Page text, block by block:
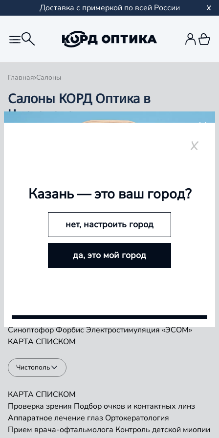
Доставка с примеркой по всей России
Главная Салоны
Салоны КОРД Оптика в
Чистополе
салонов в Казани и Республике Татарстан, Самаре,
Аппаратное лечение глаз Ортокератология
Прием врача-офтальмологаКонтроль детской миопии
Магнитотерапия «АМО-АТОС»Макулотестер
СиноптофорФорбисЭлектростимуляция «ЭСОМ»
КАРТА СПИСКОМ
Чистополь
КАРТА СПИСКОМ
Проверка зрения Подбор очков и контактных линз
Аппаратное лечение глаз Ортокератология
Прием врача-офтальмолога Контроль детской миопии
БОЛЬШЕ ЛИНЗ — БОЛЬШЕ СКИДКА
Покупайте контактные линзы Airway и увеличивайте
размер скидки — от 5% до 15%
Казань— это ваш город?
нет, настроить город
да, это мой город